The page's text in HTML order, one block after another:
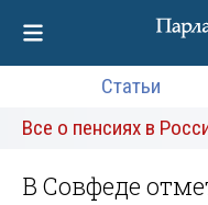
Статьи
Все о пенсиях в
В Совфеде